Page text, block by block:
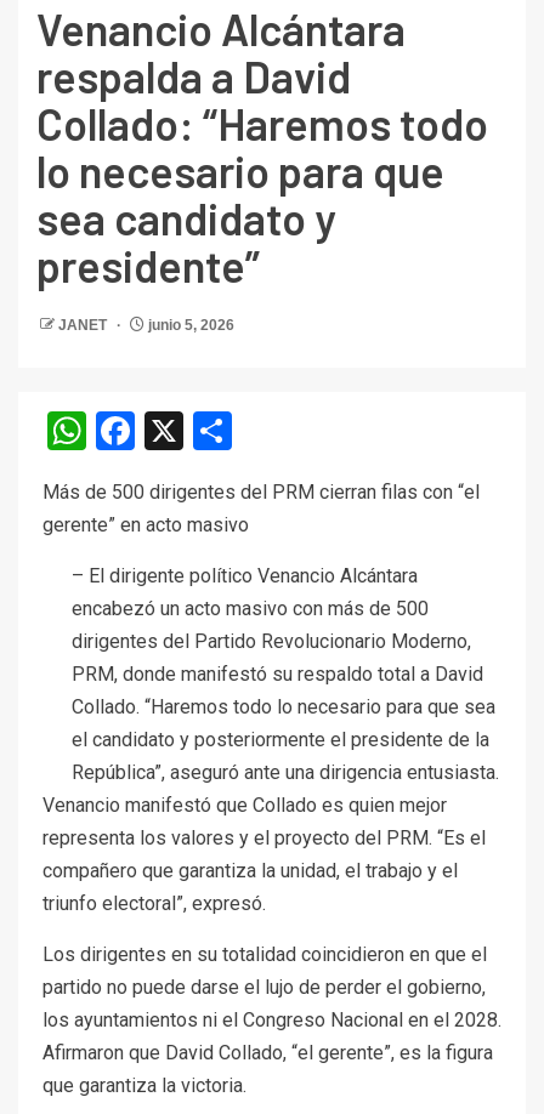
Venancio Alcántara
respalda a David
Collado: “Haremos todo
lo necesario para que
sea candidato y
presidente”
JANET junio 5, 2026
WhatsApp
Facebook
X
Más de 500 dirigentes del PRM cierran filas con “el
gerente” en acto masivo
– El dirigente político Venancio Alcántara
encabezó un acto masivo con más de 500
dirigentes del Partido Revolucionario Moderno,
PRM, donde manifestó su respaldo total a David
Collado. “Haremos todo lo necesario para que sea
el candidato y posteriormente el presidente de la
República”, aseguró ante una dirigencia entusiasta.
Venancio manifestó que Collado es quien mejor
representa los valores y el proyecto del PRM. “Es el
compañero que garantiza la unidad, el trabajo y el
triunfo electoral”, expresó.
Los dirigentes en su totalidad coincidieron en que el
partido no puede darse el lujo de perder el gobierno,
los ayuntamientos ni el Congreso Nacional en el 2028.
Afirmaron que David Collado, “el gerente”, es la figura
que garantiza la victoria.